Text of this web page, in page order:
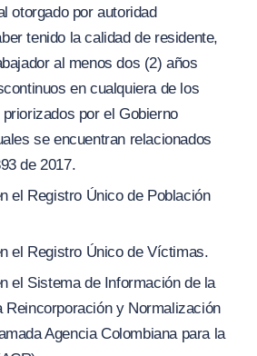
otorgado por autoridad
tenido la calidad de residente,
al menos dos (2) años
en cualquiera de los
por el Gobierno
se encuentran relacionados
de 2017.
el Registro Único de Población
el Registro Único de Víctimas.
el Sistema de Información de la
Reincorporación y Normalización
Agencia Colombiana para la